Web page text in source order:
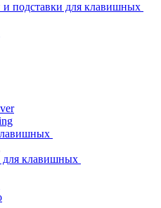
подставки для клавишных
для клавишных